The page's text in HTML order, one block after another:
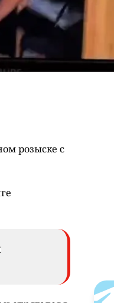
розыске с